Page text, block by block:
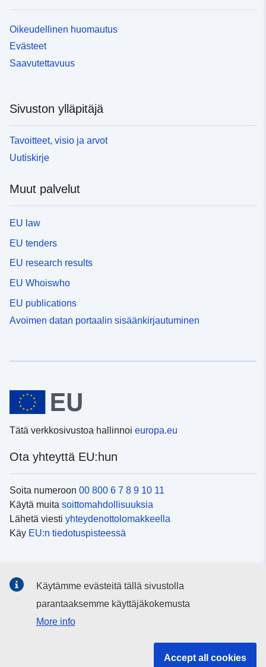
Oikeudellinen huomautus
Evästeet
Saavutettavuus
Sivuston ylläpitäjä
Tavoitteet, visio ja arvot
Uutiskirje
Muut palvelut
EU law
EU tenders
EU research results
EU Whoiswho
EU publications
Avoimen datan portaalin sisäänkirjautuminen
Tätä verkkosivustoa hallinnoi europa.eu
Ota yhteyttä EU:hun
Soita numeroon 00 800 6 7 8 9 10 11
Käytä muita soittomahdollisuuksia
Lähetä viesti yhteydenottolomakkeella
Käy EU:n tiedotuspisteessä
sosiaalisessa mediassa
EU:n toimielimet ja muut elimet
Käytämme evästeitä tällä sivustolla
parantaaksemme käyttäjäkokemusta
More info
Accept all cookies